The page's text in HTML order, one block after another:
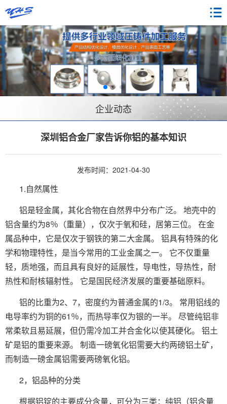
企业动态
深圳铝合金厂家告诉你铝的基本知识
发布时间：2021-04-30
1.自然属性
铝是轻金属，其化合物在自然界中分布广泛。 地壳中的
铝含量约为8％（重量），仅次于氧和硅，居第三位。 在金
属品种中，它是仅次于钢铁的第二大金属。 铝具有特殊的化
学和物理特性，是当今常用的工业金属之一。 它不仅重量
轻，质地强，而且具有良好的延展性，导电性，导热性，耐
热性和耐核辐射性。 它是国民经济发展的重要基础原料。
铝的比重为2、7，密度约为普通金属的1/3。 常用铝线的
电导率约为铜的61％，而热导率仅为银的一半。 尽管纯铝非
常柔软且易延展，但仍需冷加工并合金化以使其硬化。 铝土
矿是铝的重要来源。 制造一磅氧化铝需要大约两磅铝土矿，
而制造一磅金属铝需要两磅氧化铝。
2，铝品种的分类
根据铝锭的主要成分含量，可分为三类：纯铝（铝含量